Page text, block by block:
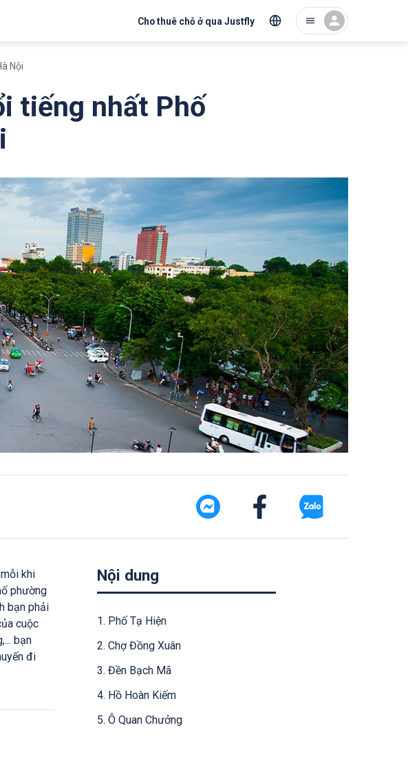
Cho thuê chỗ ở qua Justfly
Nội
tiếng nhất Phố
khi
phường
bạn phải
cuộc
bạn
đi
Nội dung
1. Phố Tạ Hiện
2. Chợ Đồng Xuân
3. Đền Bạch Mã
4. Hồ Hoàn Kiếm
5. Ô Quan Chưởng